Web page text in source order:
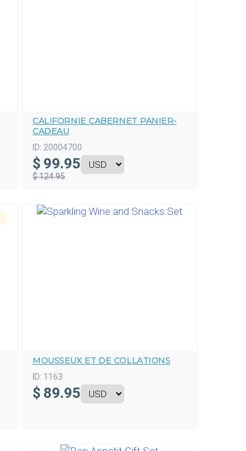
CALIFORNIE CABERNET PANIER-
CADEAU
ID: 20004700
$ 99.95
$ 124.95
MOUSSEUX ET DE COLLATIONS
ID: 1163
$ 89.95